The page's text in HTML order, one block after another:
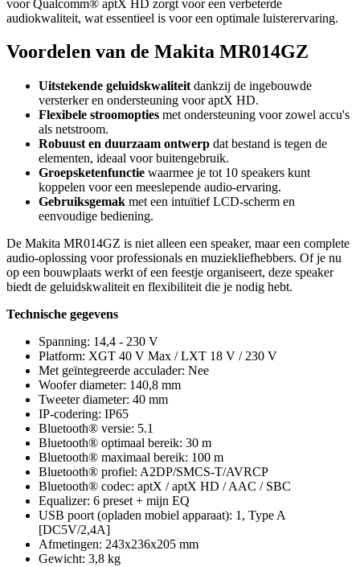
voor Qualcomm® aptX HD zorgt voor een verbeterde
audiokwaliteit, wat essentieel is voor een optimale luisterervaring.
Voordelen van de Makita MR014GZ
Uitstekende geluidskwaliteit dankzij de ingebouwde
versterker en ondersteuning voor aptX HD.
Flexibele stroomopties met ondersteuning voor zowel accu's
als netstroom.
Robuust en duurzaam ontwerp dat bestand is tegen de
elementen, ideaal voor buitengebruik.
Groepsketenfunctie waarmee je tot 10 speakers kunt
koppelen voor een meeslepende audio-ervaring.
Gebruiksgemak met een intuïtief LCD-scherm en
eenvoudige bediening.
De Makita MR014GZ is niet alleen een speaker, maar een complete
audio-oplossing voor professionals en muziekliefhebbers. Of je nu
op een bouwplaats werkt of een feestje organiseert, deze speaker
biedt de geluidskwaliteit en flexibiliteit die je nodig hebt.
Technische gegevens
Spanning: 14,4 - 230 V
Platform: XGT 40 V Max / LXT 18 V / 230 V
Met geïntegreerde acculader: Nee
Woofer diameter: 140,8 mm
Tweeter diameter: 40 mm
IP-codering: IP65
Bluetooth® versie: 5.1
Bluetooth® optimaal bereik: 30 m
Bluetooth® maximaal bereik: 100 m
Bluetooth® profiel: A2DP/SMCS-T/AVRCP
Bluetooth® codec: aptX / aptX HD / AAC / SBC
Equalizer: 6 preset + mijn EQ
USB poort (opladen mobiel apparaat): 1, Type A
[DC5V/2,4A]
Afmetingen: 243x236x205 mm
Gewicht: 3,8 kg